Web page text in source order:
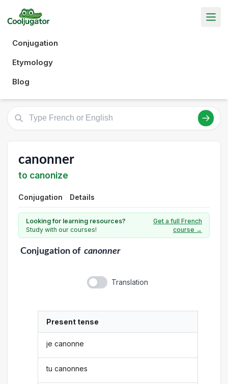
Conjugation
Etymology
Blog
canonner
to canonize
Conjugation Details
Looking for learning resources?
Study with our courses!
Get a full French
course →
Conjugationof canonner
Translation
Present tense
je canonne
tu canonnes